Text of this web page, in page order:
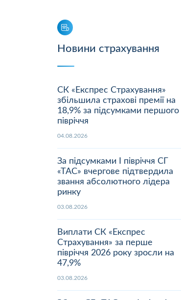
Новини страхування
СК «Експрес Страхування»
збільшила страхові премії на
18,9% за підсумками першого
півріччя
04.08.2026
За підсумками І півріччя СГ
«ТАС» вчергове підтвердила
звання абсолютного лідера
ринку
03.08.2026
Виплати СК «Експрес
Страхування» за перше
півріччя 2026 року зросли на
47,9%
03.08.2026